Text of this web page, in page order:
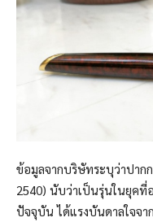
ข้อมูลจากบริษัทระบุว่าปาก
2540) นับว่าเป็นรุ่นในยุค
ปัจจุบัน ได้แรงบันดาลใจจา